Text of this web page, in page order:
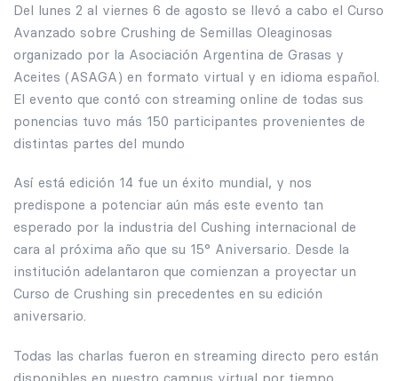
Del lunes 2 al viernes 6 de agosto se llevó a cabo el Curso
Avanzado sobre Crushing de Semillas Oleaginosas
organizado por la Asociación Argentina de Grasas y
Aceites (ASAGA) en formato virtual y en idioma español.
El evento que contó con streaming online de todas sus
ponencias tuvo más 150 participantes provenientes de
distintas partes del mundo
Así está edición 14 fue un éxito mundial, y nos
predispone a potenciar aún más este evento tan
esperado por la industria del Cushing internacional de
cara al próxima año que su 15° Aniversario. Desde la
institución adelantaron que comienzan a proyectar un
Curso de Crushing sin precedentes en su edición
aniversario.
Todas las charlas fueron en streaming directo pero están
disponibles en nuestro campus virtual por tiempo